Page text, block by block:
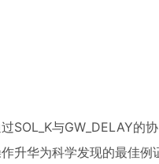
SOL_K与GW_DELAY的
华为科学发现的最佳例